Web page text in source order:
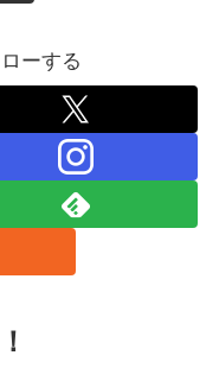
ーする